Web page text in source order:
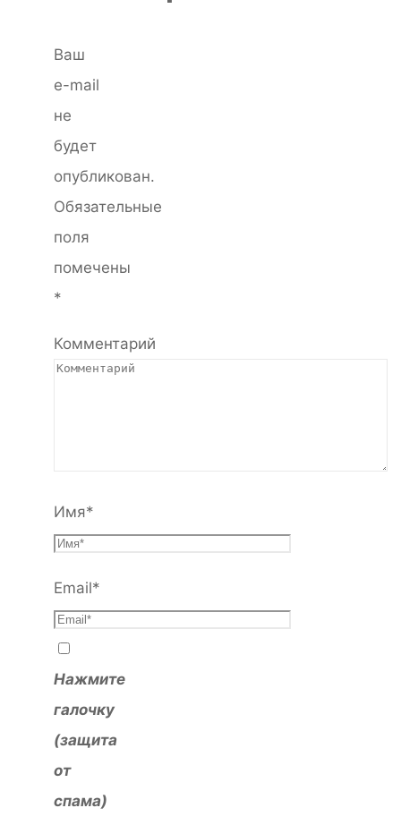
Ваш
e-mail
не
будет
опубликован.
Обязательные
поля
помечены
*
Комментарий
Имя*
Email*
Нажмите
галочку
(защита
от
спама)